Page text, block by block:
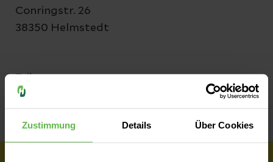
Zustimmung Details Über Cookies
Conringstr. 26
38350 Helmstedt
Teilen